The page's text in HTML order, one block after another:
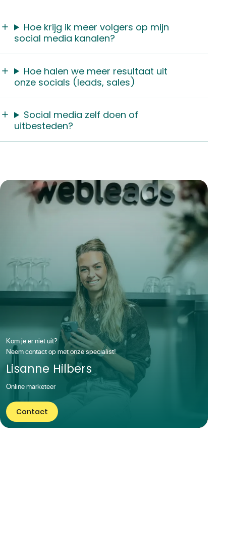
Hoe krijg ik meer volgers op mijn
social media kanalen?
Hoe halen we meer resultaat uit
onze socials (leads, sales)
Social media zelf doen of
uitbesteden?
Kom je er niet uit?
Neem contact op met onzespecialist!
Lisanne Hilbers
Online marketeer
Contact